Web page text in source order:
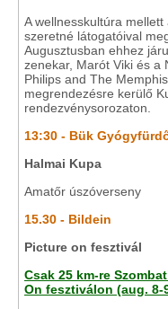
A wellnesskultúra
szeretné látogatóival
Augusztusban ehhez
zenekar, Marót Viki és a
Philips and The
megrendezésre kerülő
rendezvénysorozaton.
13:30 - Bük
Halmai Kupa
Amatőr úszóverseny
15.30 - Bildein
Picture on fesztivál
Csak 25 km-re
On fesztiválon (aug. 8-